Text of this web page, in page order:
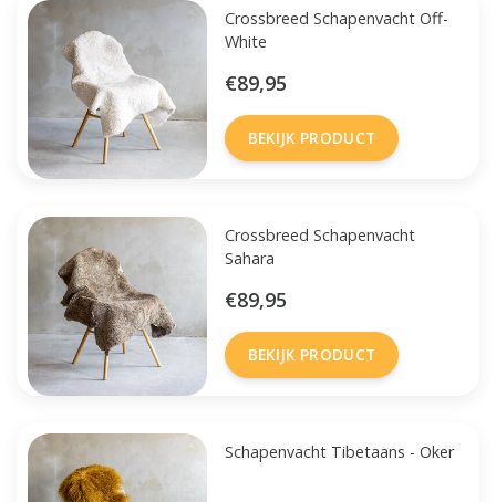
Crossbreed Schapenvacht Off-
White
€89,95
BEKIJK PRODUCT
Crossbreed Schapenvacht
Sahara
€89,95
BEKIJK PRODUCT
Schapenvacht Tibetaans - Oker